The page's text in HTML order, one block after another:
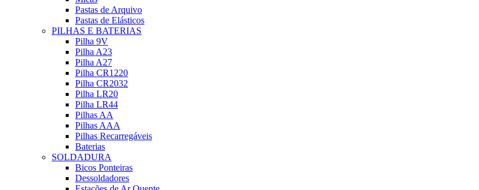
Pastas de Arquivo
Pastas de Elásticos
PILHAS E BATERIAS
Pilha 9V
Pilha A23
Pilha A27
Pilha CR1220
Pilha CR2032
Pilha LR20
Pilha LR44
Pilhas AA
Pilhas AAA
Pilhas Recarregáveis
Baterias
SOLDADURA
Bicos Ponteiras
Dessoldadores